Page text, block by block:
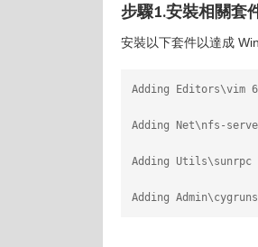
步驟1.安裝相關套
安裝以下套件以達成
Adding Editors\vim
Adding Net\nfs-
Adding Utils\sunrpc
Adding